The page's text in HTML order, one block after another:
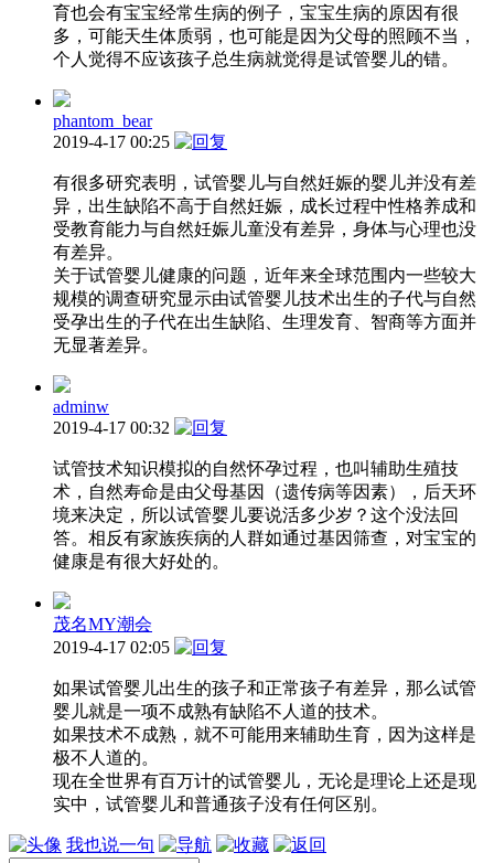
育也会有宝宝经常生病的例子，宝宝生病的原因有很
多，可能天生体质弱，也可能是因为父母的照顾不当，
个人觉得不应该孩子总生病就觉得是试管婴儿的错。
phantom_bear
2019-4-17 00:25
有很多研究表明，试管婴儿与自然妊娠的婴儿并没有差
异，出生缺陷不高于自然妊娠，成长过程中性格养成和
受教育能力与自然妊娠儿童没有差异，身体与心理也没
有差异。
关于试管婴儿健康的问题，近年来全球范围内一些较大
规模的调查研究显示由试管婴儿技术出生的子代与自然
受孕出生的子代在出生缺陷、生理发育、智商等方面并
无显著差异。
adminw
2019-4-17 00:32
试管技术知识模拟的自然怀孕过程，也叫辅助生殖技
术，自然寿命是由父母基因（遗传病等因素），后天环
境来决定，所以试管婴儿要说活多少岁？这个没法回
答。相反有家族疾病的人群如通过基因筛查，对宝宝的
健康是有很大好处的。
茂名MY潮会
2019-4-17 02:05
如果试管婴儿出生的孩子和正常孩子有差异，那么试管
婴儿就是一项不成熟有缺陷不人道的技术。
如果技术不成熟，就不可能用来辅助生育，因为这样是
极不人道的。
现在全世界有百万计的试管婴儿，无论是理论上还是现
实中，试管婴儿和普通孩子没有任何区别。
我也说一句